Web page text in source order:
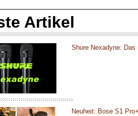
Artikel
Shure Nexadyne:
Neuheit: Bose S1